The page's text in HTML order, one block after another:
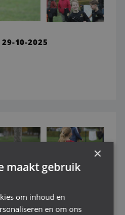
29-10-2025
×
maakt gebruik
om inhoud en
en om ons